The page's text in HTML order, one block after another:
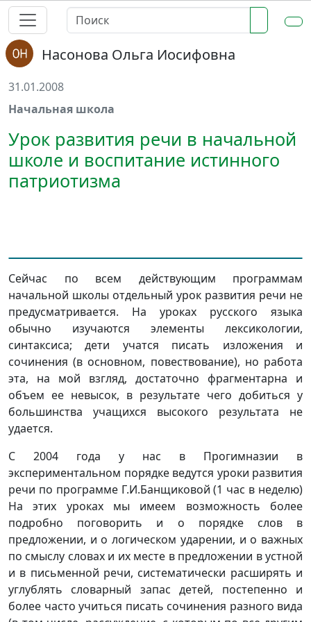
Насонова Ольга Иосифовна
31.01.2008
Начальная школа
Урок развития речи в начальной
школе и воспитание истинного
патриотизма
Сейчас по всем действующим программам
начальной школы отдельный урок развития речи не
предусматривается. На уроках русского языка
обычно изучаются элементы лексикологии,
синтаксиса; дети учатся писать изложения и
сочинения (в основном, повествование), но работа
эта, на мой взгляд, достаточно фрагментарна и
объем ее невысок, в результате чего добиться у
большинства учащихся высокого результата не
удается.
С 2004 года у нас в Прогимназии в
экспериментальном порядке ведутся уроки развития
речи по программе Г.И.Банщиковой (1 час в неделю)
На этих уроках мы имеем возможность более
подробно поговорить и о порядке слов в
предложении, и о логическом ударении, и о важных
по смыслу словах и их месте в предложении в устной
и в письменной речи, систематически расширять и
углублять словарный запас детей, постепенно и
более часто учиться писать сочинения разного вида